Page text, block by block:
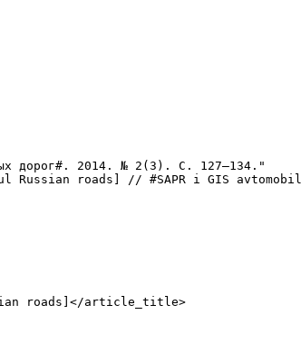
дорог#. 2014. № 2(3). С. 127–134."
roads] // #SAPR i GIS
roads]</article_title>